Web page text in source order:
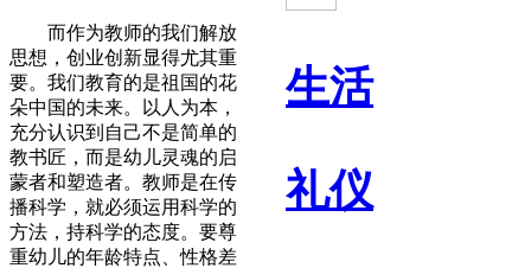
生活
礼仪
而作为教师的我们解放
思想，创业创新显得尤其重
要。我们教育的是祖国的花
朵中国的未来。以人为本，
充分认识到自己不是简单的
教书匠，而是幼儿灵魂的启
蒙者和塑造者。教师是在传
播科学，就必须运用科学的
方法，持科学的态度。要尊
重幼儿的年龄特点、性格差